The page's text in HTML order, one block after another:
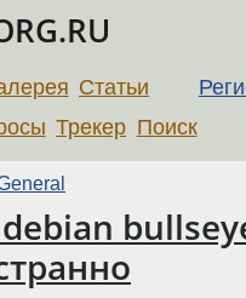
Статьи
Трекер Поиск